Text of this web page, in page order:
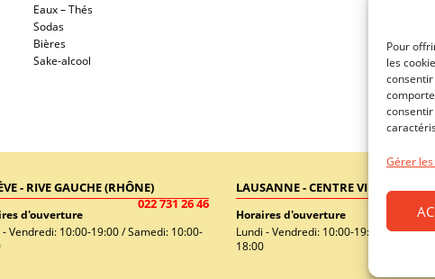
Pour
les
Gérer
Eaux – Thés
Sodas
Bières
Sake-alcool
- RIVE GAUCHE (RHÔNE)
022 731 26 46
d'ouverture
- Vendredi: 10:00-19:00 / Samedi: 10:00-
LAUSANNE - CENTRE VILLE 021
Horaires d'ouverture
Lundi - Vendredi: 10:00-19:00 / Samedi:
18:00